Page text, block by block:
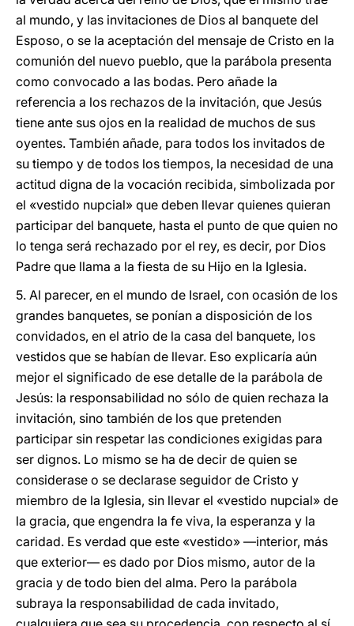
al mundo, y las invitaciones de Dios al banquete del
Esposo, o se la aceptación del mensaje de Cristo en la
comunión del nuevo pueblo, que la parábola presenta
como convocado a las bodas. Pero añade la
referencia a los rechazos de la invitación, que Jesús
tiene ante sus ojos en la realidad de muchos de sus
oyentes. También añade, para todos los invitados de
su tiempo y de todos los tiempos, la necesidad de una
actitud digna de la vocación recibida, simbolizada por
el «vestido nupcial» que deben llevar quienes quieran
participar del banquete, hasta el punto de que quien no
lo tenga será rechazado por el rey, es decir, por Dios
Padre que llama a la fiesta de su Hijo en la Iglesia.
5. Al parecer, en el mundo de Israel, con ocasión de los
grandes banquetes, se ponían a disposición de los
convidados, en el atrio de la casa del banquete, los
vestidos que se habían de llevar. Eso explicaría aún
mejor el significado de ese detalle de la parábola de
Jesús: la responsabilidad no sólo de quien rechaza la
invitación, sino también de los que pretenden
participar sin respetar las condiciones exigidas para
ser dignos. Lo mismo se ha de decir de quien se
considerase o se declarase seguidor de Cristo y
miembro de la Iglesia, sin llevar el «vestido nupcial» de
la gracia, que engendra la fe viva, la esperanza y la
caridad. Es verdad que este «vestido» ―interior, más
que exterior― es dado por Dios mismo, autor de la
gracia y de todo bien del alma. Pero la parábola
subraya la responsabilidad de cada invitado,